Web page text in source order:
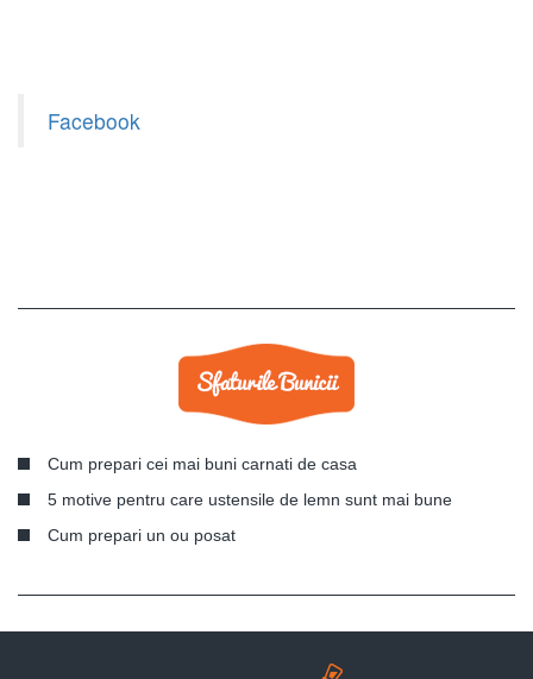
Facebook
Cum prepari cei mai buni carnati de casa
5 motive pentru care ustensile de lemn sunt mai bune
Cum prepari un ou posat